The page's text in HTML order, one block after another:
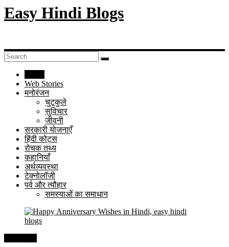
Easy Hindi Blogs
Web Stories
मनोरंजन
चुटकुले
सुविचार
जीवनी
सरकारी योजनाएँ
हिंदी कोट्स
रोचक तथ्य
कहानियाँ
अर्थव्यवस्था
टेक्नोलॉजी
पर्व और त्यौहार
समस्याओं का समाधान